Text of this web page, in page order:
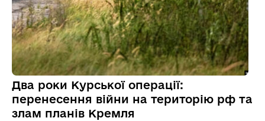
Два роки Курської операції:
перенесення війни на територію рф та
злам планів Кремля